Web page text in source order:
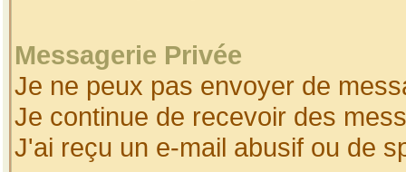
Messagerie Privée
Je ne peux pas envoyer de
Je continue de recevoir des
J'ai reçu un e-mail abusif ou de